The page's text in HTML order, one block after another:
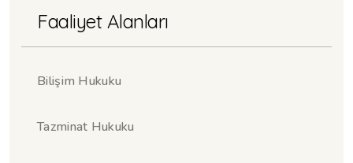
Faaliyet Alanları
Bilişim Hukuku
Tazminat Hukuku